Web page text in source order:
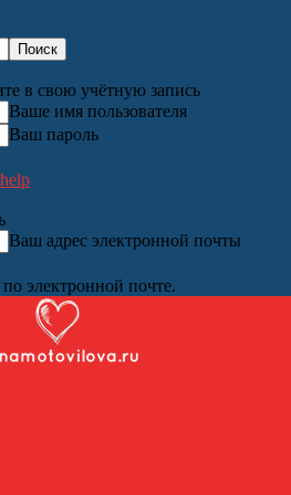
в свою учётную запись
Ваше имя пользователя
Ваш пароль
Ваш адрес электронной почты
электронной почте.